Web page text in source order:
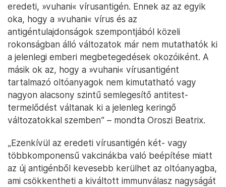
eredeti, »vuhani« vírusantigén. Ennek az az egyik
oka, hogy a »vuhani« vírus és az
antigéntulajdonságok szempontjából közeli
rokonságban álló változatok már nem mutathatók ki
a jelenlegi emberi megbetegedések okozóiként. A
másik ok az, hogy a »vuhani« vírusantigént
tartalmazó oltóanyagok nem kimutatható vagy
nagyon alacsony szintű semlegesítő antitest-
termelődést váltanak ki a jelenleg keringő
változatokkal szemben” – mondta Oroszi Beatrix.
„Ezenkívül az eredeti vírusantigén két- vagy
többkomponensű vakcinákba való beépítése miatt
az új antigénből kevesebb kerülhet az oltóanyagba,
ami csökkentheti a kiváltott immunválasz nagyságát